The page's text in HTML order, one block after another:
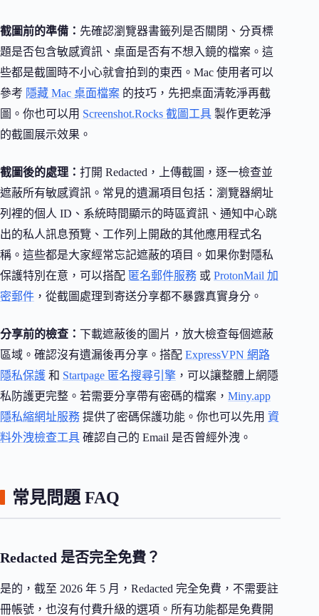
截圖前的準備： 先確認瀏覽器書籤列是否關閉、分頁標
題是否包含敏感資訊、桌面是否有不想入鏡的檔案。這
些都是截圖時不小心就會拍到的東西。Mac 使用者可以
參考 隱藏 Mac 桌面檔案 的技巧，先把桌面清乾淨再截
圖。你也可以用 Screenshot.Rocks 截圖工具 製作更乾淨
的截圖展示效果。
截圖後的處理： 打開 Redacted，上傳截圖，逐一檢查並
遮蔽所有敏感資訊。常見的遺漏項目包括：瀏覽器網址
列裡的個人 ID、系統時間顯示的時區資訊、通知中心跳
出的私人訊息預覽、工作列上開啟的其他應用程式名
稱。這些都是大家經常忘記遮蔽的項目。如果你對隱私
保護特別在意，可以搭配 匿名郵件服務 或 ProtonMail 加
密郵件 ，從截圖處理到寄送分享都不暴露真實身分。
分享前的檢查： 下載遮蔽後的圖片，放大檢查每個遮蔽
區域。確認沒有遺漏後再分享。搭配 ExpressVPN 網路
隱私保護 和 Startpage 匿名搜尋引擎 ，可以讓整體上網隱
私防護更完整。若需要分享帶有密碼的檔案， Miny.app
隱私縮網址服務 提供了密碼保護功能。你也可以先用 資
料外洩檢查工具 確認自己的 Email 是否曾經外洩。
常見問題 FAQ
Redacted 是否完全免費？
是的，截至 2026 年 5 月，Redacted 完全免費，不需要註
冊帳號，也沒有付費升級的選項。所有功能都是免費開